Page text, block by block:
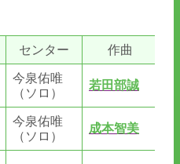
センター 作曲
今泉佑唯
（ソロ）
若田部誠
今泉佑唯
（ソロ）
成本智美